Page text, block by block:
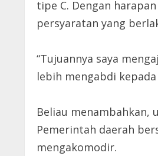
tipe C. Dengan
persyaratan yang
“Tujuannya saya
lebih mengabdi
Beliau menambahkan,
Pemerintah daerah
mengakomodir.